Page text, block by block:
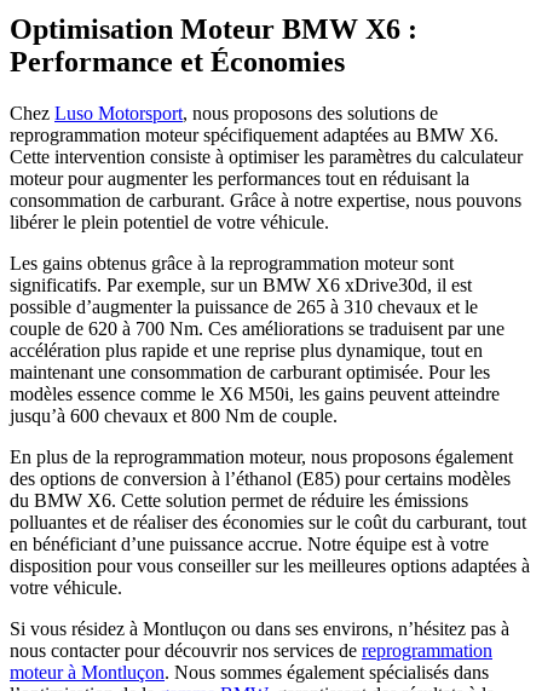
Optimisation Moteur BMW X6 :
Performance et Économies
Chez Luso Motorsport, nous proposons des solutions de
reprogrammation moteur spécifiquement adaptées au BMW X6.
Cette intervention consiste à optimiser les paramètres du calculateur
moteur pour augmenter les performances tout en réduisant la
consommation de carburant. Grâce à notre expertise, nous pouvons
libérer le plein potentiel de votre véhicule.
Les gains obtenus grâce à la reprogrammation moteur sont
significatifs. Par exemple, sur un BMW X6 xDrive30d, il est
possible d’augmenter la puissance de 265 à 310 chevaux et le
couple de 620 à 700 Nm. Ces améliorations se traduisent par une
accélération plus rapide et une reprise plus dynamique, tout en
maintenant une consommation de carburant optimisée. Pour les
modèles essence comme le X6 M50i, les gains peuvent atteindre
jusqu’à 600 chevaux et 800 Nm de couple.
En plus de la reprogrammation moteur, nous proposons également
des options de conversion à l’éthanol (E85) pour certains modèles
du BMW X6. Cette solution permet de réduire les émissions
polluantes et de réaliser des économies sur le coût du carburant, tout
en bénéficiant d’une puissance accrue. Notre équipe est à votre
disposition pour vous conseiller sur les meilleures options adaptées à
votre véhicule.
Si vous résidez à Montluçon ou dans ses environs, n’hésitez pas à
nous contacter pour découvrir nos services de reprogrammation
moteur à Montluçon. Nous sommes également spécialisés dans